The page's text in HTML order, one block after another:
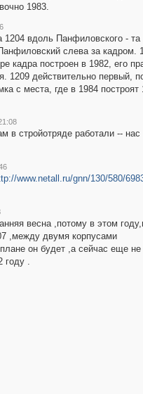
1983.
вдоль Панфиловского - та
слева за кадром.
кадра построен в 1982, его
1209 действительно первый,
с места, где в 1984 построят
в стройотряде работали -- нас
www.netall.ru/gnn/130/580/
весна ,потому в этом
,между двумя корпусами
он будет ,а сейчас еще не
году .